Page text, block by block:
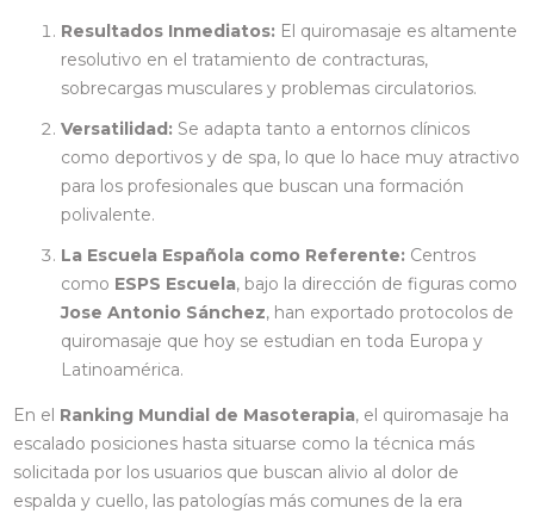
Resultados Inmediatos: El quiromasaje es altamente
resolutivo en el tratamiento de contracturas,
sobrecargas musculares y problemas circulatorios.
Versatilidad: Se adapta tanto a entornos clínicos
como deportivos y de spa, lo que lo hace muy atractivo
para los profesionales que buscan una formación
polivalente.
La Escuela Española como Referente: Centros
como ESPS Escuela, bajo la dirección de figuras como
Jose Antonio Sánchez, han exportado protocolos de
quiromasaje que hoy se estudian en toda Europa y
Latinoamérica.
En el Ranking Mundial de Masoterapia, el quiromasaje ha
escalado posiciones hasta situarse como la técnica más
solicitada por los usuarios que buscan alivio al dolor de
espalda y cuello, las patologías más comunes de la era